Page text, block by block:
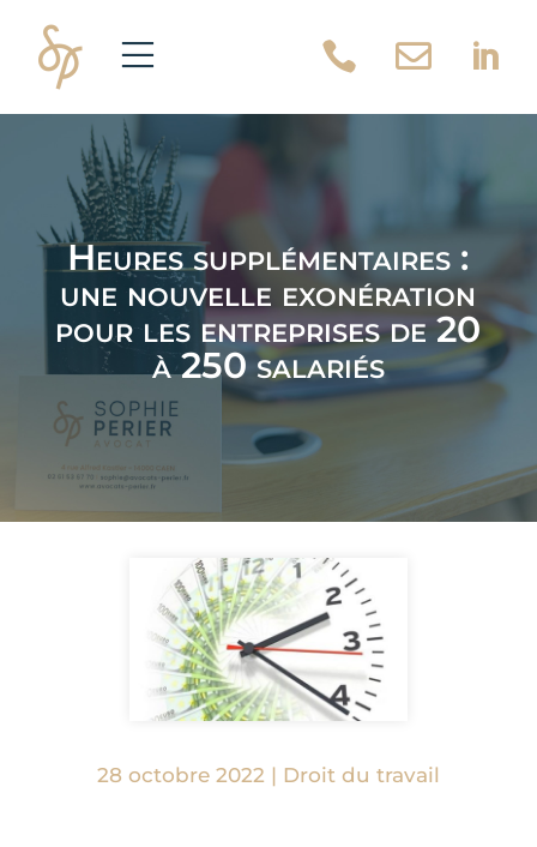
  
Heures supplémentaires :
une nouvelle exonération
pour les entreprises de 20
à 250 salariés
28 octobre 2022 | Droit du travail